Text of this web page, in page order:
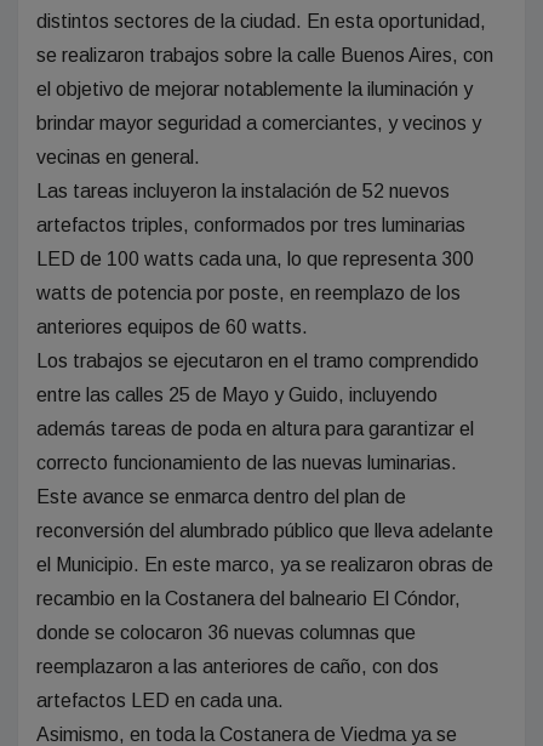
distintos sectores de la ciudad. En esta oportunidad,
se realizaron trabajos sobre la calle Buenos Aires, con
el objetivo de mejorar notablemente la iluminación y
brindar mayor seguridad a comerciantes, y vecinos y
vecinas en general.
Las tareas incluyeron la instalación de 52 nuevos
artefactos triples, conformados por tres luminarias
LED de 100 watts cada una, lo que representa 300
watts de potencia por poste, en reemplazo de los
anteriores equipos de 60 watts.
Los trabajos se ejecutaron en el tramo comprendido
entre las calles 25 de Mayo y Guido, incluyendo
además tareas de poda en altura para garantizar el
correcto funcionamiento de las nuevas luminarias.
Este avance se enmarca dentro del plan de
reconversión del alumbrado público que lleva adelante
el Municipio. En este marco, ya se realizaron obras de
recambio en la Costanera del balneario El Cóndor,
donde se colocaron 36 nuevas columnas que
reemplazaron a las anteriores de caño, con dos
artefactos LED en cada una.
Asimismo, en toda la Costanera de Viedma ya se